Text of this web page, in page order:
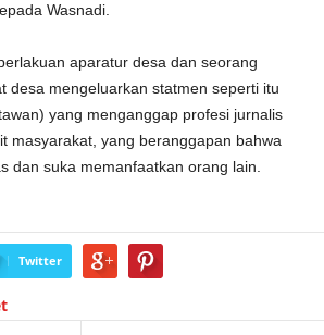
Wasnadi.
aparatur desa dan seorang
desa mengeluarkan statmen seperti itu
yang menganggap profesi jurnalis
masyarakat, yang beranggapan bahwa
dan suka memanfaatkan orang lain.
Twitter